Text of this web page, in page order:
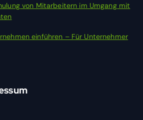
von Mitarbeitern im Umgang mit
einführen – Für Unternehmer